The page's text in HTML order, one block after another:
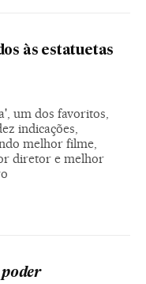
às estatuetas
um dos favoritos,
indicações,
melhor filme,
diretor e melhor
poder